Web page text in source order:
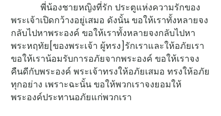
พี่น้องชายหญิงที่รัก ประตูแห่งความรักของ
พระเจ้าเปิดกว้างอยู่เสมอ ดังนั้น ขอให้เราทั้งหลายจง
กลับไปหาพระองค์ ขอให้เราทั้งหลายจงกลับไปหา
พระหฤทัย[ของพระเจ้า ผู้ทรง]รักเราและให้อภัยเรา
ขอให้เราน้อมรับการอภัยจากพระองค์ ขอให้เราจง
คืนดีกับพระองค์ พระเจ้าทรงให้อภัยเสมอ ทรงให้อภัย
ทุกอย่าง เพราะฉะนั้น ขอให้พวกเราจงยอมให้
พระองค์ประทานอภัยแก่พวกเรา